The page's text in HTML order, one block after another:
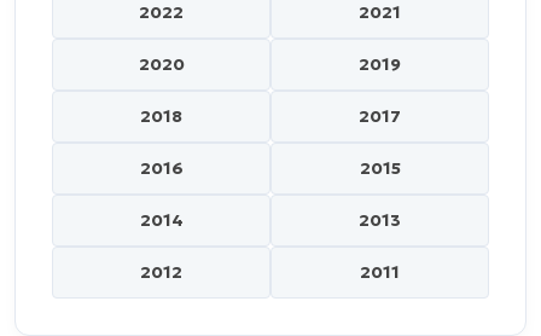
2022 2021
2020 2019
2018 2017
2016 2015
2014 2013
2012 2011